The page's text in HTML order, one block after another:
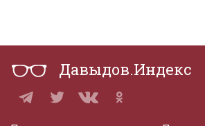
Давыдов.Индекс